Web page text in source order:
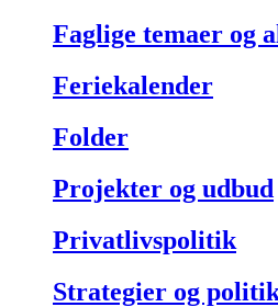
Faglige temaer og
Feriekalender
Folder
Projekter og udbud
Privatlivspolitik
Strategier og